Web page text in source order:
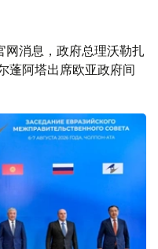
网消息，政府总理沃勒扎
蓬阿塔出席欧亚政府间